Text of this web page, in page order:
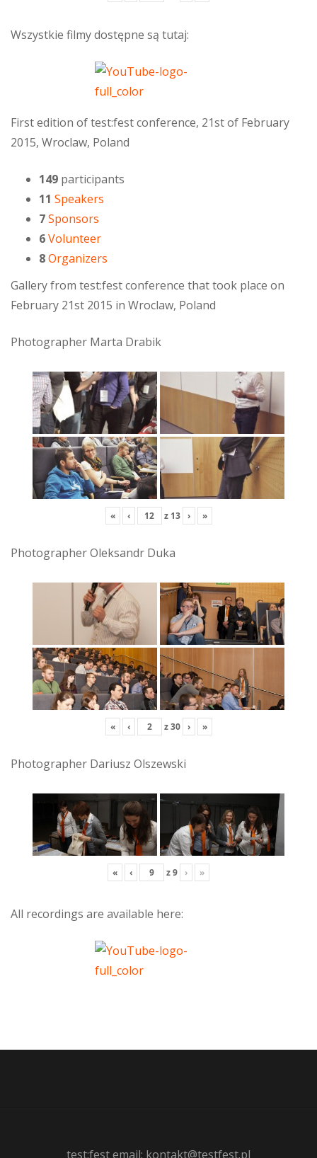
Wszystkie filmy dostępne są tutaj:
First edition of test:fest conference, 21st of February
2015, Wroclaw, Poland
149 participants
11 Speakers
7Sponsors
6Volunteer
8Organizers
Gallery from test:fest conference that took place on
February 21st 2015 in Wroclaw, Poland
Photographer Marta Drabik
« ‹ z 13 › »
Photographer Oleksandr Duka
« ‹ z30 › »
Photographer Dariusz Olszewski
« ‹ z9 › »
All recordings are available here:
test:fest email: kontakt@testfest.pl